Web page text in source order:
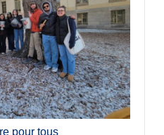
pour tous